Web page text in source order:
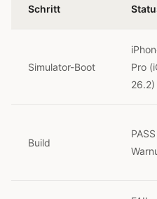
Schritt
Simulator-Boot
Pro
26.2)
Build